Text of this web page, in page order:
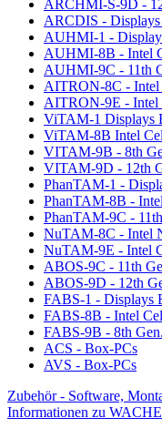
ARCHMI-S-9D -
ARCDIS -
AUHMI-1 -
AUHMI-8B - Intel
AUHMI-9C - 11th
AITRON-8C - Intel
AITRON-9E - Intel
ViTAM-1 Displays
ViTAM-8B Intel
VITAM-9B - 8th
VITAM-9D - 12th
PhanTAM-1 -
PhanTAM-8B -
PhanTAM-9C -
NuTAM-8C - Intel
NuTAM-9E - Intel
ABOS-9C - 11th
ABOS-9D - 12th
FABS-1 - Displays
FABS-8B - Intel
FABS-9B - 8th
ACS - Box-PCs
AVS - Box-PCs
Zubehör - Software,
Informationen zu